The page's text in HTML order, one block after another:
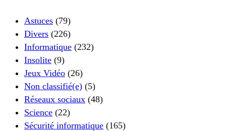
Astuces (79)
Divers (226)
Informatique (232)
Insolite (9)
Jeux Vidéo (26)
Non classifié(e) (5)
Réseaux sociaux (48)
Science (22)
Sécurité informatique (165)